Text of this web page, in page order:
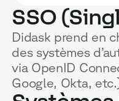
SSO
Didask prend en
des systèmes
via OpenID
Google, Okta,